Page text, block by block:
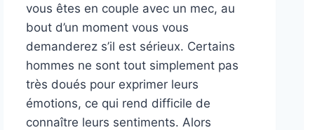
vous êtes en couple avec un mec, au
bout d’un moment vous vous
demanderez s’il est sérieux. Certains
hommes ne sont tout simplement pas
très doués pour exprimer leurs
émotions, ce qui rend difficile de
connaître leurs sentiments. Alors